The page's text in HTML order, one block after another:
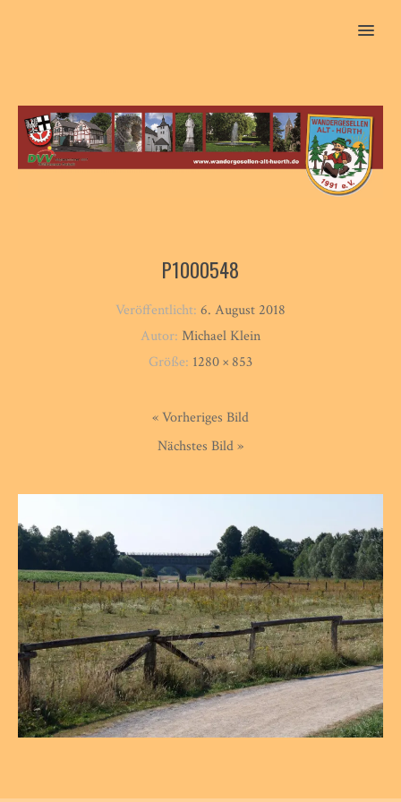
MENU
P1000548
Veröffentlicht: 6. August 2018
Autor: Michael Klein
Größe: 1280 × 853
« Vorheriges Bild
Nächstes Bild »